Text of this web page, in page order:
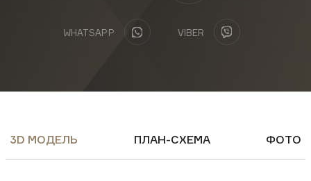
WHATSAPP VIBER
3D МОДЕЛЬ ПЛАН-СХЕМА ФОТО